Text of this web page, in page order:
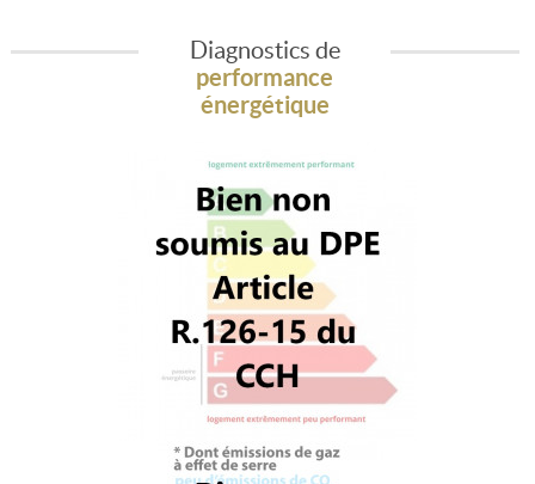
Diagnostics de
performance
énergétique